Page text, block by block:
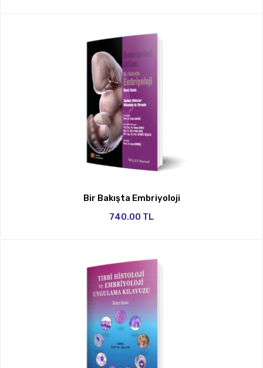
Bir Bakışta Embriyoloji
740.00 TL